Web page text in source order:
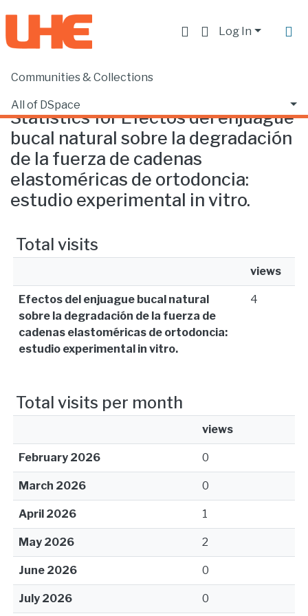
Log In
Communities & Collections
All of DSpace
Home Statistics
Statistics for Efectos del enjuague
bucal natural sobre la degradación
de la fuerza de cadenas
elastoméricas de ortodoncia:
estudio experimental in vitro.
Total visits
views
Efectos del enjuague bucal natural
sobre la degradación de la fuerza de
cadenas elastoméricas de ortodoncia:
estudio experimental in vitro.
4
Total visits per month
views
February 2026 0
March 2026 0
April 2026 1
May 2026 2
June 2026 0
July 2026 0